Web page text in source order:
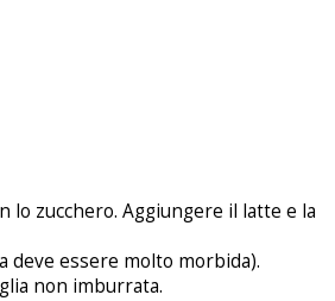
zucchero. Aggiungere il latte e la
deve essere molto morbida).
non imburrata.